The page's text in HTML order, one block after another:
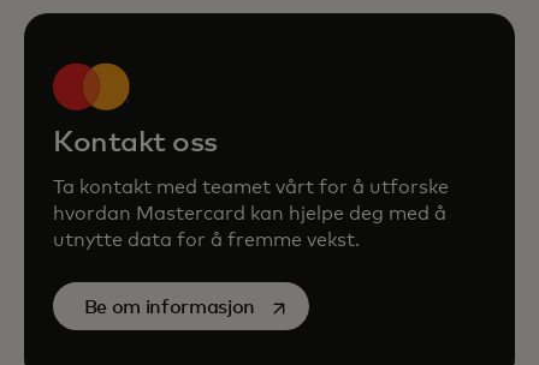
Kontakt oss
Ta kontakt med teamet vårt for å utforske
hvordan Mastercard kan hjelpe deg med å
utnytte data for å fremme vekst.
Be om informasjon opens in a new tab